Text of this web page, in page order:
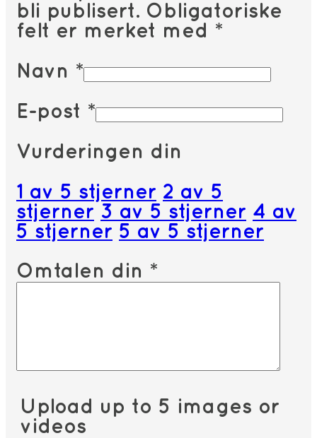
bli publisert. Obligatoriske
felt er merket med *
Navn *
E-post *
Vurderingen din
1 av 5 stjerner 2 av 5
stjerner 3 av 5 stjerner 4 av
5 stjerner 5 av 5 stjerner
Omtalen din *
Upload up to 5 images or
videos